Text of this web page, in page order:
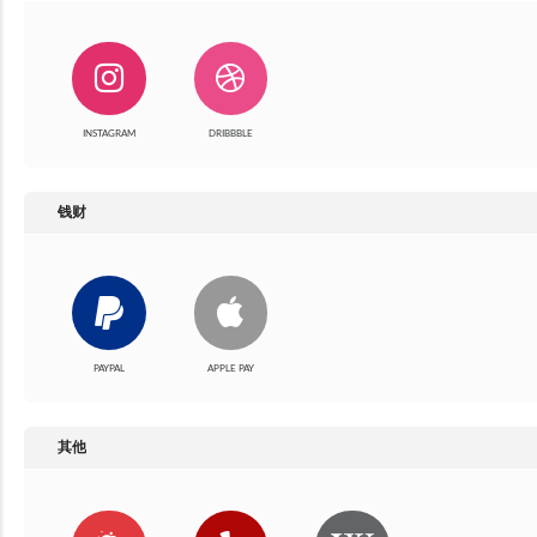
INSTAGRAM DRIBBBLE
钱财
PAYPAL APPLE PAY
其他